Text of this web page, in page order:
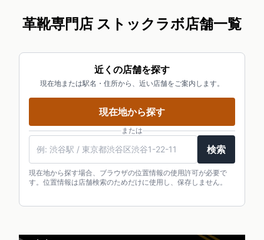
革靴専門店 ストックラボ店舗一覧
近くの店舗を探す
現在地または駅名・住所から、近い店舗をご案内します。
現在地から探す
または
検索
現在地から探す場合、ブラウザの位置情報の使用許可が必要で
す。位置情報は店舗検索のためだけに使用し、保存しません。